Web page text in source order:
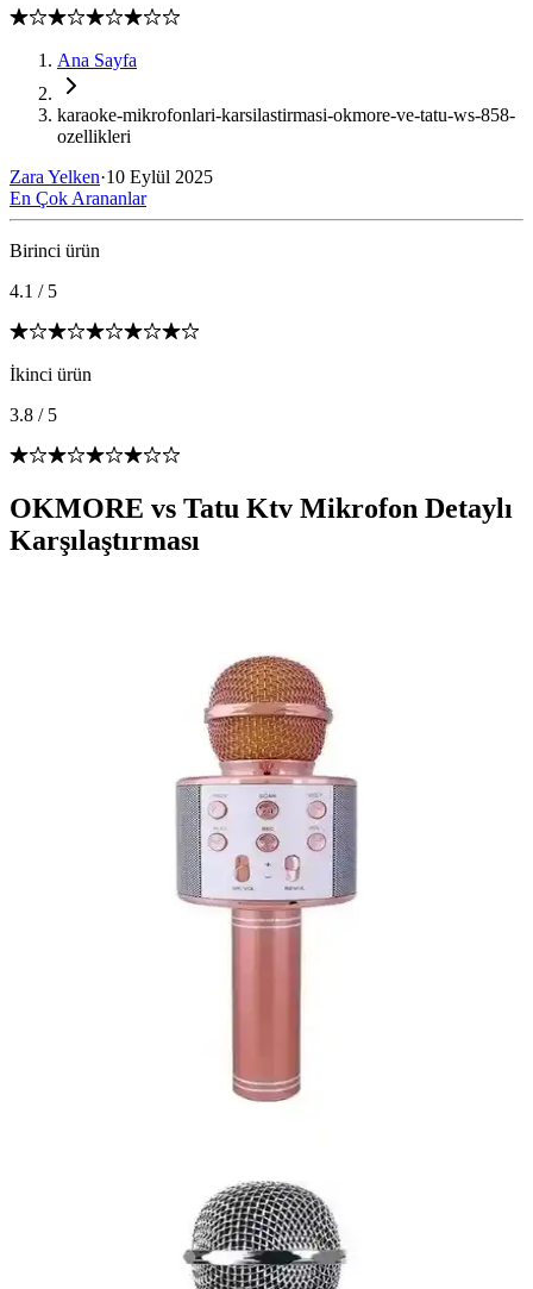
Ana Sayfa
karaoke-mikrofonlari-karsilastirmasi-okmore-ve-tatu-ws-858-
ozellikleri
Zara Yelken·10 Eylül 2025
En Çok Arananlar
Birinci ürün
4.1 / 5
İkinci ürün
3.8 / 5
OKMORE vs Tatu Ktv Mikrofon Detaylı
Karşılaştırması